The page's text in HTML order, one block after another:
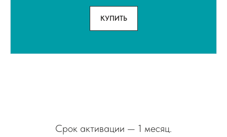
КУПИТЬ
Срок активации — 1 месяц.